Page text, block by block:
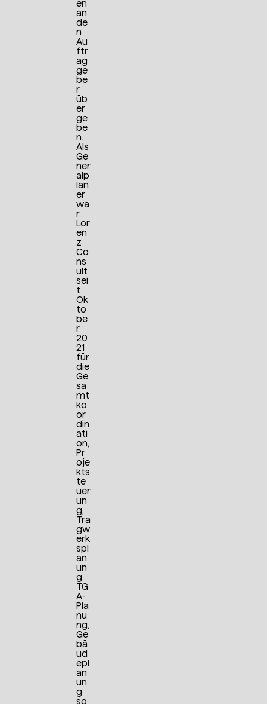
en
an
de
n
Au
ftr
ag
ge
be
r
üb
er
ge
be
n.
Als
Ge
ner
alp
lan
er
wa
r
Lor
en
z
Co
ns
ult
sei
t
Ok
to
be
r
20
21
für
die
Ge
sa
mt
ko
or
din
ati
on,
Pr
oje
kts
te
uer
un
g,
Tra
gw
erk
spl
an
un
g,
TG
A-
Pla
nu
ng,
Ge
bä
ud
epl
an
un
g
so